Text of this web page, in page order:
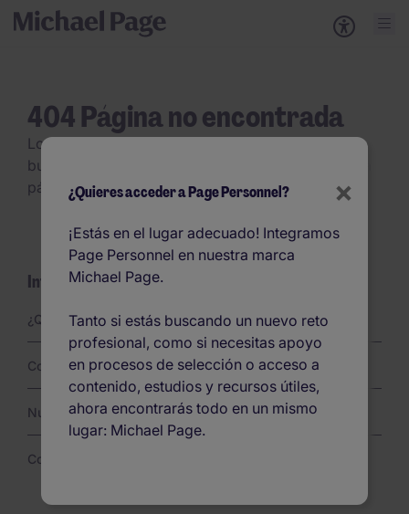
404 Página no encontrada
Lo sentimos, no hemos encontrado la página
buscada. Por favor revisa el URL. Es posible que la
página se haya borrado o no esté disponible.
Información del site
¿Quiénes somos?
Confíanos una misión
Nuestras ofertas
Contáctanos
×
¿Quieres acceder a Page Personnel?
¡Estás en el lugar adecuado! Integramos
Page Personnel en nuestra marca
Michael Page.
Tanto si estás buscando un nuevo reto
profesional, como si necesitas apoyo
en procesos de selección o acceso a
contenido, estudios y recursos útiles,
ahora encontrarás todo en un mismo
lugar: Michael Page.